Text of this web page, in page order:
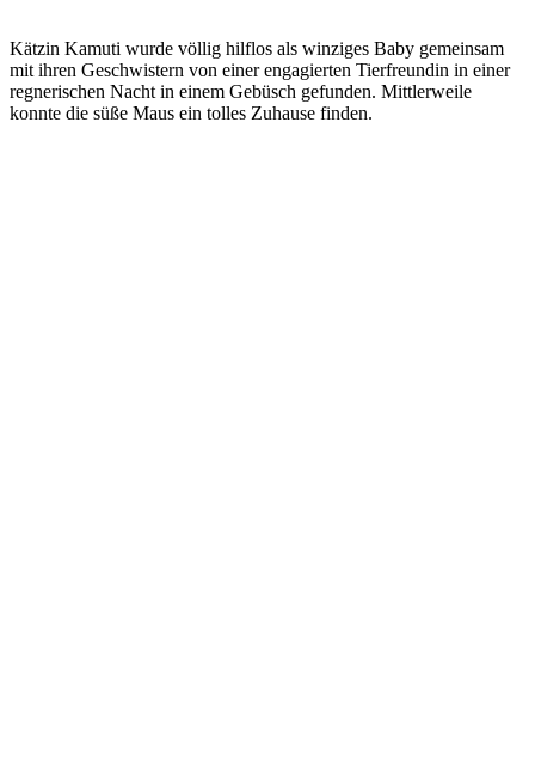
Kätzin Kamuti wurde völlig hilflos als winziges Baby gemeinsam
mit ihren Geschwistern von einer engagierten Tierfreundin in einer
regnerischen Nacht in einem Gebüsch gefunden. Mittlerweile
konnte die süße Maus ein tolles Zuhause finden.